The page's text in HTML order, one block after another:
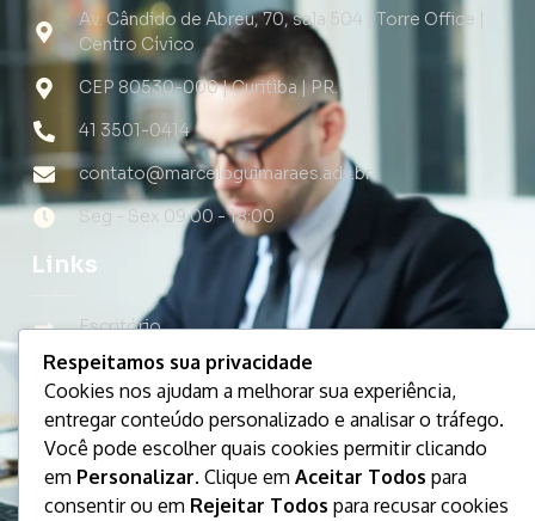
Av. Cândido de Abreu, 70, sala 504 | Torre Office |
Centro Cívico
CEP 80530-000 | Curitiba | PR.
41 3501-0414
contato@marceloguimaraes.adv.br
Seg - Sex 09:00 - 18:00
Links
Escritório
Áreas de atuação
Artigos
Capacitação e palestras
Agende sua consulta
Respeitamos sua privacidade
Cookies nos ajudam a melhorar sua experiência,
entregar conteúdo personalizado e analisar o tráfego.
Você pode escolher quais cookies permitir clicando
em Personalizar. Clique em Aceitar Todos para
consentir ou em Rejeitar Todos para recusar cookies